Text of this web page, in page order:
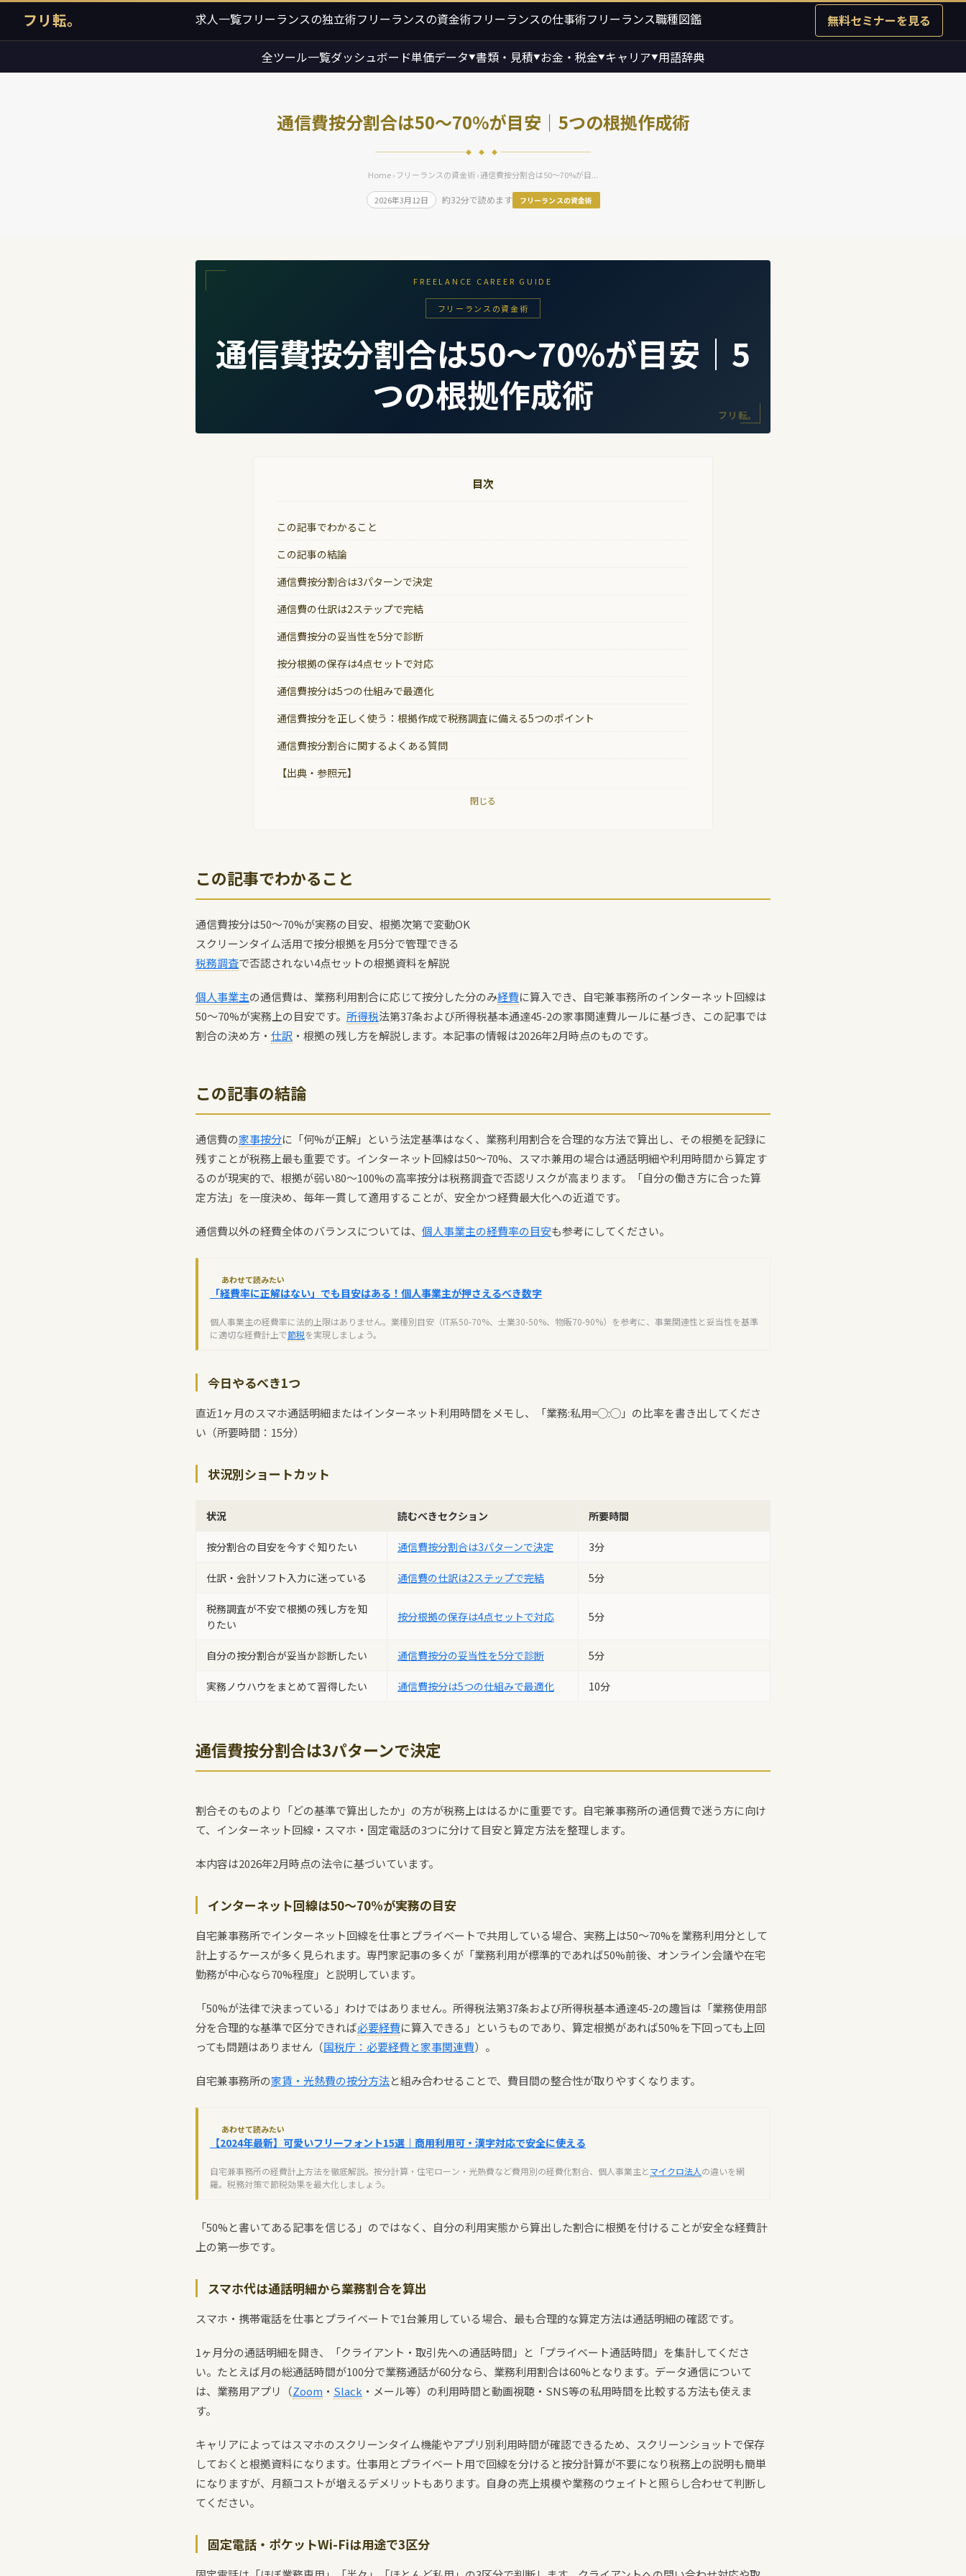
フリ転。 求人一覧フリーランスの独立術フリーランスの資金術フリーランスの仕事術フリーランス職種図鑑 無料セミナーを見る
全ツール一覧ダッシュボード単価データ▼書類・見積▼お金・税金▼キャリア▼用語辞典
通信費按分割合は50〜70%が目安｜5つの根拠作成術
◆ ◆ ◆
Home›フリーランスの資金術› 通信費按分割合は50〜70%が目...
2026年3月12日 約32分で読めます フリーランスの資金術
FREELANCE CAREER GUIDE
フリーランスの資金術
通信費按分割合は50〜70%が目安｜5
つの根拠作成術
フリ転。
目次
この記事でわかること
この記事の結論
通信費按分割合は3パターンで決定
通信費の仕訳は2ステップで完結
通信費按分の妥当性を5分で診断
按分根拠の保存は4点セットで対応
通信費按分は5つの仕組みで最適化
通信費按分を正しく使う：根拠作成で税務調査に備える5つのポイント
通信費按分割合に関するよくある質問
【出典・参照元】
閉じる
この記事でわかること
通信費按分は50〜70%が実務の目安、根拠次第で変動OK
スクリーンタイム活用で按分根拠を月5分で管理できる
税務調査で否認されない4点セットの根拠資料を解説
個人事業主の通信費は、業務利用割合に応じて按分した分のみ経費に算入でき、自宅兼事務所のインターネット回線は
50〜70%が実務上の目安です。 所得税法第37条および所得税基本通達45-2の家事関連費ルールに基づき、この記事では
割合の決め方・ 仕訳 ・根拠の残し方を解説します。本記事の情報は2026年2月時点のものです。
この記事の結論
通信費の家事按分に「何%が正解」という法定基準はなく、業務利用割合を合理的な方法で算出し、その根拠を記録に
残すことが税務上最も重要です。インターネット回線は50〜70%、スマホ兼用の場合は通話明細や利用時間から算定す
るのが現実的で、根拠が弱い80〜100%の高率按分は税務調査で否認リスクが高まります。「自分の働き方に合った算
定方法」を一度決め、毎年一貫して適用することが、安全かつ経費最大化への近道です。
通信費以外の経費全体のバランスについては、 個人事業主の経費率の目安も参考にしてください。
あわせて読みたい
「経費率に正解はない」でも目安はある！個人事業主が押さえるべき数字
個人事業主の経費率に法的上限はありません。業種別目安（IT系50-70%、士業30-50%、物販70-90%）を参考に、事業関連性と妥当性を基準
に適切な経費計上で節税を実現しましょう。
今日やるべき1つ
直近1ヶ月のスマホ通話明細またはインターネット利用時間をメモし、「業務:私用=◯:◯」の比率を書き出してくださ
い（所要時間：15分）
状況別ショートカット
状況 読むべきセクション 所要時間
按分割合の目安を今すぐ知りたい 通信費按分割合は3パターンで決定 3分
仕訳・会計ソフト入力に迷っている 通信費の仕訳は2ステップで完結 5分
税務調査が不安で根拠の残し方を知
りたい
按分根拠の保存は4点セットで対応 5分
自分の按分割合が妥当か診断したい 通信費按分の妥当性を5分で診断 5分
実務ノウハウをまとめて習得したい 通信費按分は5つの仕組みで最適化 10分
通信費按分割合は3パターンで決定
割合そのものより「どの基準で算出したか」の方が税務上ははるかに重要です。自宅兼事務所の通信費で迷う方に向け
て、インターネット回線・スマホ・固定電話の3つに分けて目安と算定方法を整理します。
本内容は2026年2月時点の法令に基づいています。
インターネット回線は50〜70%が実務の目安
自宅兼事務所でインターネット回線を仕事とプライベートで共用している場合、実務上は50〜70%を業務利用分として
計上するケースが多く見られます。専門家記事の多くが「業務利用が標準的であれば50%前後、オンライン会議や在宅
勤務が中心なら70%程度」と説明しています。
「50%が法律で決まっている」わけではありません。所得税法第37条および所得税基本通達45-2の趣旨は「業務使用部
分を合理的な基準で区分できれば必要経費に算入できる」というものであり、算定根拠があれば50%を下回っても上回
っても問題はありません（国税庁：必要経費と家事関連費）。
自宅兼事務所の家賃・光熱費の按分方法と組み合わせることで、費目間の整合性が取りやすくなります。
あわせて読みたい
【2024年最新】可愛いフリーフォント15選｜商用利用可・漢字対応で安全に使える
自宅兼事務所の経費計上方法を徹底解説。按分計算・住宅ローン・光熱費など費用別の経費化割合、個人事業主と マイクロ法人の違いを網
羅。税務対策で節税効果を最大化しましょう。
「50%と書いてある記事を信じる」のではなく、自分の利用実態から算出した割合に根拠を付けることが安全な経費計
上の第一歩です。
スマホ代は通話明細から業務割合を算出
スマホ・携帯電話を仕事とプライベートで1台兼用している場合、最も合理的な算定方法は通話明細の確認です。
1ヶ月分の通話明細を開き、「クライアント・取引先への通話時間」と「プライベート通話時間」を集計してくださ
い。たとえば月の総通話時間が100分で業務通話が60分なら、業務利用割合は60%となります。データ通信について
は、業務用アプリ（Zoom ・ Slack ・メール等）の利用時間と動画視聴・SNS等の私用時間を比較する方法も使えま
す。
キャリアによってはスマホのスクリーンタイム機能やアプリ別利用時間が確認できるため、スクリーンショットで保存
しておくと根拠資料になります。仕事用とプライベート用で回線を分けると按分計算が不要になり税務上の説明も簡単
になりますが、月額コストが増えるデメリットもあります。自身の売上規模や業務のウェイトと照らし合わせて判断し
てください。
固定電話・ポケットWi-Fiは用途で3区分